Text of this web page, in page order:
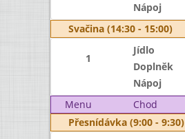
Nápoj
Svačina (14:30 - 15:00)
1
Jídlo
Doplněk
Nápoj
Menu
Chod
Přesnídávka (9:00 - 9:30)